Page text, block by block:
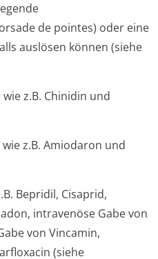
de pointes) oder eine
auslösen können (siehe
z.B. Chinidin und
z.B. Amiodaron und
Bepridil, Cisaprid,
intravenöse Gabe von
von Vincamin,
(siehe